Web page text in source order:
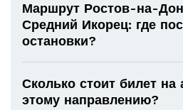
Маршрут Ростов-на-
Средний Икорец: где
остановки?
Сколько стоит билет на
этому направлению?